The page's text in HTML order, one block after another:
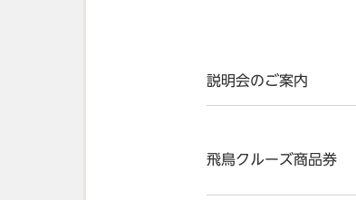
説明会のご案内
飛鳥クルーズ商品券